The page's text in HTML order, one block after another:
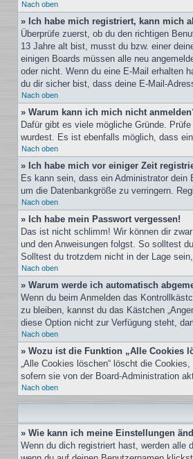
Nach oben
» Ich habe mich registriert, kann mich
Überprüfe zuerst, ob du den richtigen
13 Jahre alt bist, musst du bzw. einer
einigen Boards müssen alle neu
oder nicht. Wenn du eine E-Mail erhalten
du dir sicher bist, dass deine E-Mail-
Nach oben
» Warum kann ich mich nicht
Dafür gibt es viele mögliche Gründe.
wurdest. Es ist ebenfalls möglich, dass
Nach oben
» Ich habe mich vor einiger Zeit
Es kann sein, dass ein Administrator dein
um die Datenbankgröße zu verringern.
Nach oben
» Ich habe mein Passwort vergessen!
Das ist nicht schlimm! Wir können dir
und den Anweisungen folgst. So solltest
Solltest du trotzdem nicht in der Lage
Nach oben
» Warum werde ich automatisch
Wenn du beim Anmelden das
zu bleiben, kannst du das Kästchen
diese Option nicht zur Verfügung steht,
Nach oben
» Wozu ist die Funktion „Alle Cookies
„Alle Cookies löschen“ löscht die
sofern sie von der Board-Administration
Nach oben
» Wie kann ich meine Einstellungen
Wenn du dich registriert hast, werden alle